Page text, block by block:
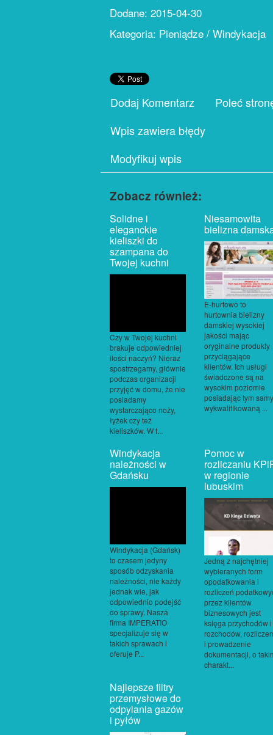
Dodane: 2015-04-30
Kategoria: Pieniądze / Windykacja
Dodaj Komentarz
Poleć
Wpis zawiera błędy
Modyfikuj wpis
Zobacz również:
Solidne i
eleganckie
kieliszki do
szampana do
Twojej kuchni
Czy w Twojej kuchni
brakuje odpowiedniej
ilości naczyń? Nieraz
spostrzegamy, głównie
podczas organizacji
przyjęć w domu, że nie
posiadamy
wystarczająco noży,
łyżek czy też
kieliszków. W t...
Niesamowita
bielizna
E-hurtowo to
hurtownia bielizny
damskiej wysokiej
jakości mając
oryginalne produkty
przyciągające
klientów. Ich usługi
świadczone są na
wysokim poziomie
posiadając tym
wykwalifikowaną ...
Windykacja
należności w
Gdańsku
Windykacja (Gdańsk)
to czasem jedyny
sposób odzyskania
należności, nie każdy
jednak wie, jak
odpowiednio podejść
do sprawy. Nasza
firma IMPERATIO
specjalizuje się w
takich sprawach i
oferuje P...
Pomoc w
rozliczaniu
w regionie
lubuskim
Jedną z najchętniej
wybieranych form
opodatkowania i
rozliczeń
przez klientów
biznesowych jest
księga przychodów i
rozchodów,
i prowadzenie
dokumentacji, o
charakt...
Najlepsze filtry
przemysłowe do
odpylania gazów
i pyłów